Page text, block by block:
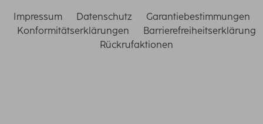
Impressum Datenschutz
Garantiebestimmungen
Konformitätserklärungen
Barrierefreiheitserklärung
Rückrufaktionen